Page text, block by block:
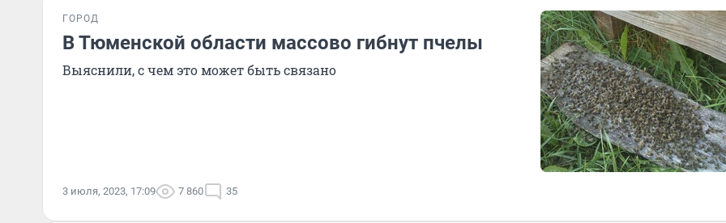
ГОРОД
В Тюменской области массово гибнут пчелы
Выяснили, с чем это может быть связано
3 июля, 2023, 17:09 7 860 35